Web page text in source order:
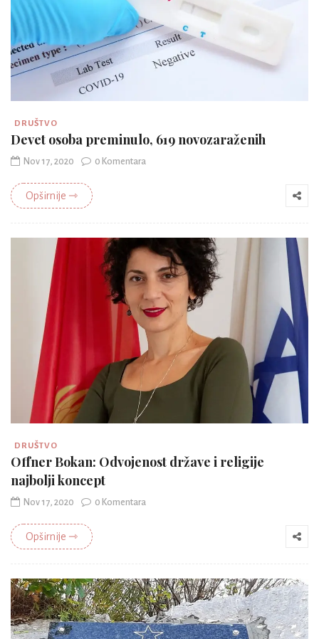
DRUŠTVO
Devet osoba preminulo, 619 novozaraženih
Nov 17, 2020 0 Komentara
Opširnije ⇾
DRUŠTVO
Offner Bokan: Odvojenost države i religije
najbolji koncept
Nov 17, 2020 0 Komentara
Opširnije ⇾